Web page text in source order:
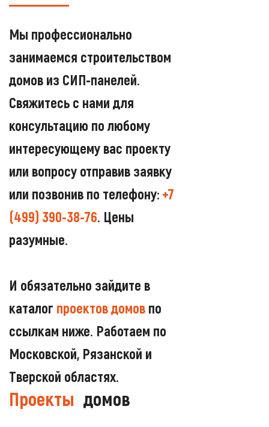
Мы профессионально
занимаемся строительством
домов из СИП-панелей.
Свяжитесь с нами для
консультацию по любому
интересующему вас проекту
или вопросу отправив заявку
или позвонив по телефону: +7
(499) 390-38-76. Цены
разумные.
И обязательно зайдите в
каталог проектов домов по
ссылкам ниже. Работаем по
Московской, Рязанской и
Тверской областях.
Проекты домов